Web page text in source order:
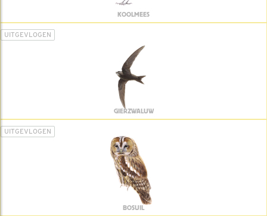
KOOLMEES
UITGEVLOGEN
GIERZWALUW
UITGEVLOGEN
BOSUIL